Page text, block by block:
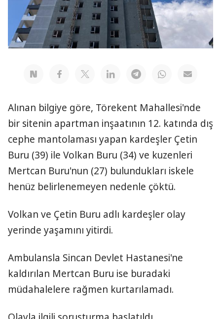
Alınan bilgiye göre, Törekent Mahallesi'nde
bir sitenin apartman inşaatının 12. katında dış
cephe mantolaması yapan kardeşler Çetin
Buru (39) ile Volkan Buru (34) ve kuzenleri
Mertcan Buru'nun (27) bulundukları iskele
henüz belirlenemeyen nedenle çöktü.
Volkan ve Çetin Buru adlı kardeşler olay
yerinde yaşamını yitirdi.
Ambulansla Sincan Devlet Hastanesi'ne
kaldırılan Mertcan Buru ise buradaki
müdahalelere rağmen kurtarılamadı.